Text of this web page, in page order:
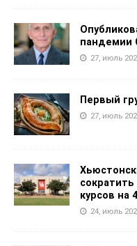
пандемии
27, июль
Первый
27, июль
курсов на
24, июль